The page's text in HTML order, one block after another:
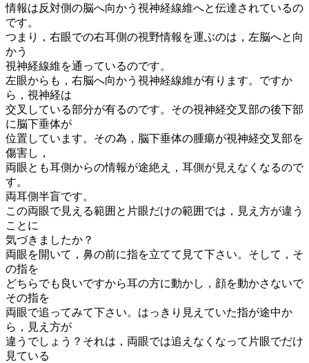
情報は反対側の脳へ向かう視神経線維へと伝達されているの
です。
つまり，右眼での右耳側の視野情報を運ぶのは，左脳へと向
かう
視神経線維を通っているのです。
左眼からも，右脳へ向かう視神経線維が有ります。ですか
ら，視神経は
交叉している部分が有るのです。その視神経交叉部の後下部
に脳下垂体が
位置しています。その為，脳下垂体の腫瘍が視神経交叉部を
傷害し，
両眼とも耳側からの情報が途絶え，耳側が見えなくなるので
す。
両耳側半盲です。
この両眼で見える範囲と片眼だけの範囲では，見え方が違う
ことに
気づきましたか？
両眼を開いて，鼻の前に指を立てて見て下さい。そして，そ
の指を
どちらでも良いですから耳の方に動かし，顔を動かさないで
その指を
両眼で追ってみて下さい。はっきり見えていた指が途中か
ら，見え方が
違うでしょう？それは，両眼では追えなくなって片眼でだけ
見ている